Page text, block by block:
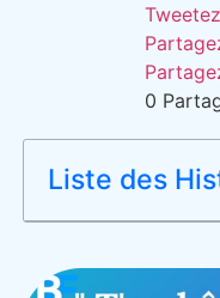
Tweetez
0
Liste des